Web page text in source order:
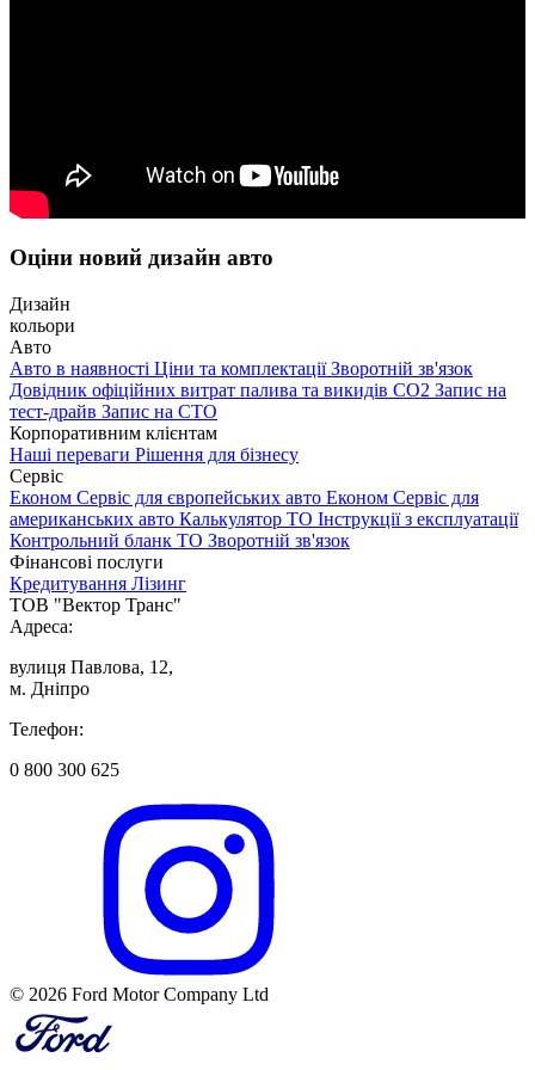
Оціни новий дизайн авто
Дизайн
кольори
Авто
Авто в наявності Ціни та комплектаціїЗворотній зв'язок
Довідник офіційних витрат палива та викидів СО2 Запис на
тест-драйв Запис на СТО
Корпоративним клієнтам
Наші переваги Рішення для бізнесу
Сервіс
Економ Сервіс для європейських авто Економ Сервіс для
американських авто Калькулятор ТО Інструкції з експлуатації
Контрольний бланк ТО Зворотній зв'язок
Фінансові послуги
Кредитування Лізинг
ТОВ "Вектор Транс"
Адреса:
вулиця Павлова, 12,
м. Дніпро
Телефон:
0 800 300 625
© 2026 Ford Motor Company Ltd